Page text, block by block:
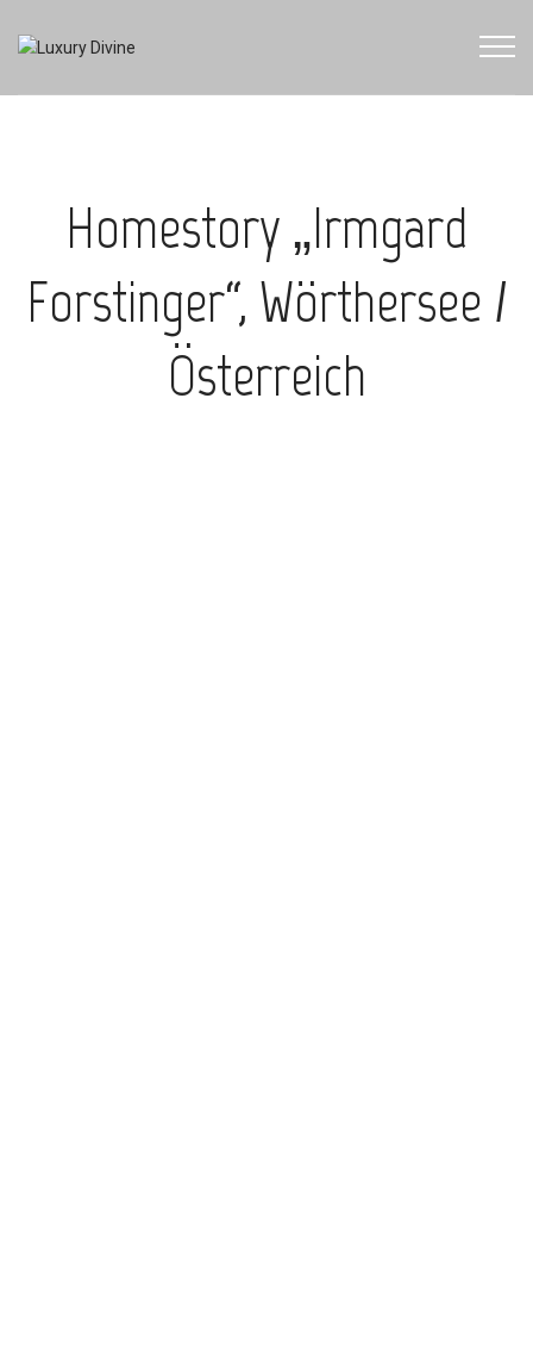
Homestory „Irmgard
Forstinger“, Wörthersee /
Österreich